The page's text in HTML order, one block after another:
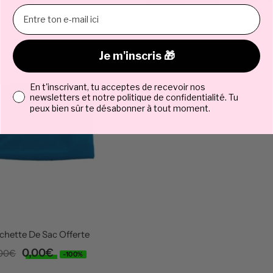
De Sac Offerte
Prix
0,00€ -100%
Je m'inscris 🎁
EmailEn t'inscrivant, tu acceptes de recevoir nos
newsletters et notre politique de confidentialité. Tu
peux bien sûr te désabonner à tout moment.